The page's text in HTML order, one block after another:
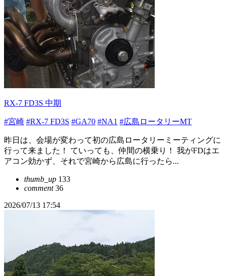
RX-7 FD3S 中期
#宮崎 #RX-7 FD3S #GA70 #NA1 #広島ロータリーMT
昨日は、会場が変わって初の広島ロータリーミーティングに
行って来ました！ ていっても、仲間の横乗り！ 我がFDはエ
アコン効かず、それで宮崎から広島に行ったら...
thumb_up 133
comment36
2026/07/13 17:54